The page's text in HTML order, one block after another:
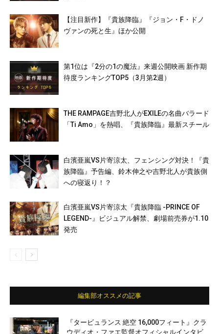
【注目新作】『貴族降臨』『ジョン・F・ドノ
ヴァンの死と生』ほか公開
第1位は『2分の1の魔法』来週公開映画 新作期
待度ランキングTOP5（3月第2週）
THE RAMPAGE吉野北人がEXILEの名曲バラード
「Ti Amo」を熱唱、『貴族降臨』最新スチール
白濱亜嵐VS片寄涼太、フェンシング対決！『貴
族降臨』予告編、鈴木伸之や吉野北人が貴族側
への寝返り！？
白濱亜嵐VS片寄涼太『貴族降臨 -PRINCE OF
LEGEND-』ビジュアル解禁、劇場前売券が1.10
発売
編集部オススメの記事
『タービュランス 絶空 16,000フィート』クラ
ウディオ・ファエ監督オフィシャルインタビ